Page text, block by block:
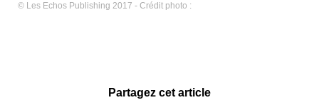
© Les Echos Publishing 2017 - Crédit photo :
Partagez cet article